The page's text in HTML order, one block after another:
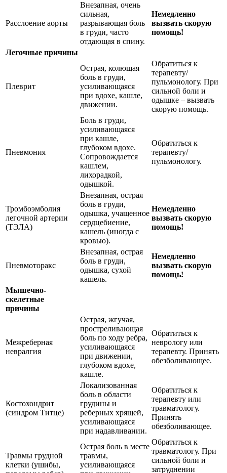
Расслоение аорты
Внезапная, очень
сильная,
разрывающая боль
в груди, часто
отдающая в спину.
Немедленно
вызвать скорую
помощь!
Легочные причины
Плеврит
Острая, колющая
боль в груди,
усиливающаяся
при вдохе, кашле,
движении.
Обратиться к
терапевту/
пульмонологу. При
сильной боли и
одышке – вызвать
скорую помощь.
Пневмония
Боль в груди,
усиливающаяся
при кашле,
глубоком вдохе.
Сопровождается
кашлем,
лихорадкой,
одышкой.
Обратиться к
терапевту/
пульмонологу.
Тромбоэмболия
легочной артерии
(ТЭЛА)
Внезапная, острая
боль в груди,
одышка, учащенное
сердцебиение,
кашель (иногда с
кровью).
Немедленно
вызвать скорую
помощь!
Пневмоторакс
Внезапная, острая
боль в груди,
одышка, сухой
кашель.
Немедленно
вызвать скорую
помощь!
Мышечно-
скелетные
причины
Межреберная
невралгия
Острая, жгучая,
простреливающая
боль по ходу ребра,
усиливающаяся
при движении,
глубоком вдохе,
кашле.
Обратиться к
неврологу или
терапевту. Принять
обезболивающее.
Костохондрит
(синдром Титце)
Локализованная
боль в области
грудины и
реберных хрящей,
усиливающаяся
при надавливании.
Обратиться к
терапевту или
травматологу.
Принять
обезболивающее.
Травмы грудной
клетки (ушибы,
Острая боль в месте
травмы,
усиливающаяся
Обратиться к
травматологу. При
сильной боли и
затруднении